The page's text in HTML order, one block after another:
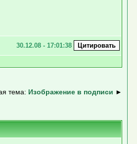
30.12.08 - 17:01:38
тема: Изображение в подписи ►